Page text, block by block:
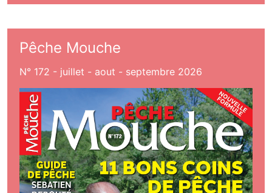
Pêche Mouche
N° 172 - juillet - aout - septembre 2026